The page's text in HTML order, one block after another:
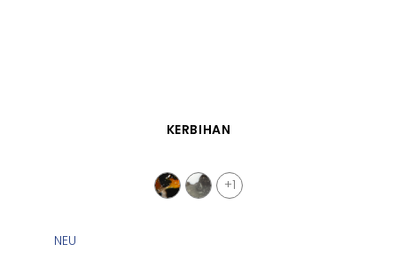
SCHNELLANSICHT
KERBIHAN
+1
NEU